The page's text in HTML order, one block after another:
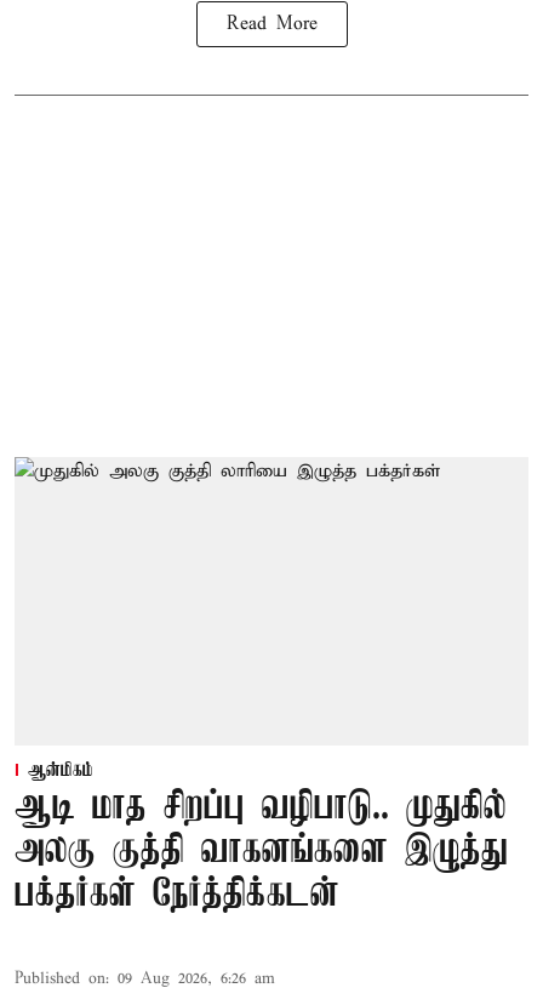
Read More
ஆன்மிகம்
ஆடி மாத சிறப்பு வழிபாடு.. முதுகில்
அலகு குத்தி வாகனங்களை இழுத்து
பக்தர்கள் நேர்த்திக்கடன்
Published on: 09 Aug 2026, 6:26 am